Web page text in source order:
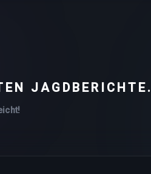
JAGDBERICHTE.